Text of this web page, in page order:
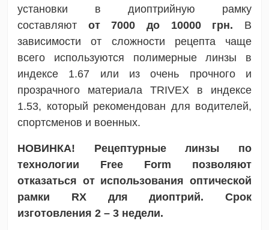
установки в диоптрийную рамку
составляют от 7000 до 10000 грн. В
зависимости от сложности рецепта чаще
всего используются полимерные линзы в
индексе 1.67 или из очень прочного и
прозрачного материала TRIVEX в индексе
1.53, который рекомендован для водителей,
спортсменов и военных.
НОВИНКА! Рецептурные линзы по
технологии Free Form позволяют
отказаться от использования оптической
рамки RX для диоптрий. Срок
изготовления 2 – 3 недели.